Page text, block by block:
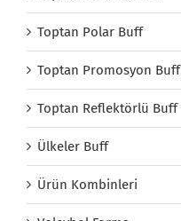
Toptan Polar Buff
Toptan Promosyon Buff
Toptan Reflektörlü Buff
Ülkeler Buff
Ürün Kombinleri